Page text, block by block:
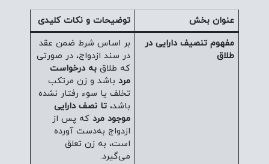
عنوان بخش
توضیحات و نکات کلیدی
مفهوم تنصیف دارایی در
طلاق
بر اساس شرط ضمن عقد
در سند ازدواج، در صورتی
که طلاقبه درخواست
مرد باشد و زن مرتکب
تخلف یا سوء رفتار نشده
باشد،تا نصف دارایی
موجود مرد که پس از
ازدواج به‌دست آورده
است، به زن تعلق
می‌گیرد.